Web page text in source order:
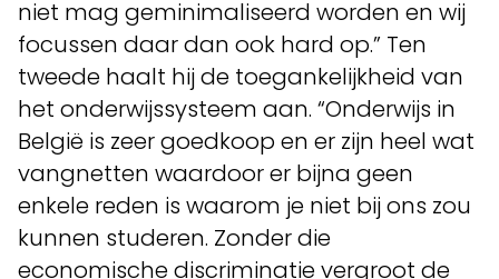
niet mag geminimaliseerd worden en wij
focussen daar dan ook hard op.” Ten
tweede haalt hij de toegankelijkheid van
het onderwijssysteem aan. “Onderwijs in
België is zeer goedkoop en er zijn heel wat
vangnetten waardoor er bijna geen
enkele reden is waarom je niet bij ons zou
kunnen studeren. Zonder die
economische discriminatie vergroot de